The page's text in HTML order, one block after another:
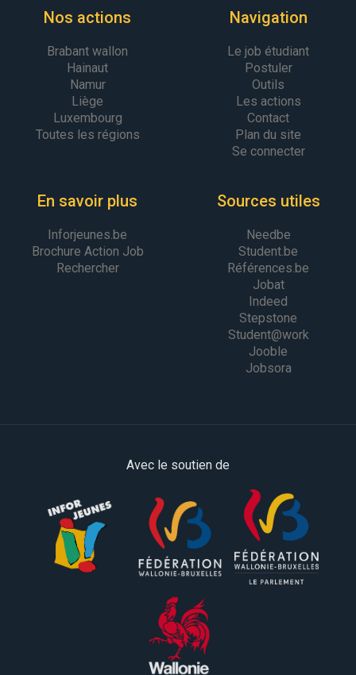
Nos actions
Brabant wallon
Hainaut
Namur
Liège
Luxembourg
Toutes les régions
Navigation
Le job étudiant
Postuler
Outils
Les actions
Contact
Plan du site
Se connecter
En savoir plus
Inforjeunes.be
Brochure Action Job
Rechercher
Sources utiles
Needbe
Student.be
Références.be
Jobat
Indeed
Stepstone
Student@work
Jooble
Jobsora
Avec le soutien de